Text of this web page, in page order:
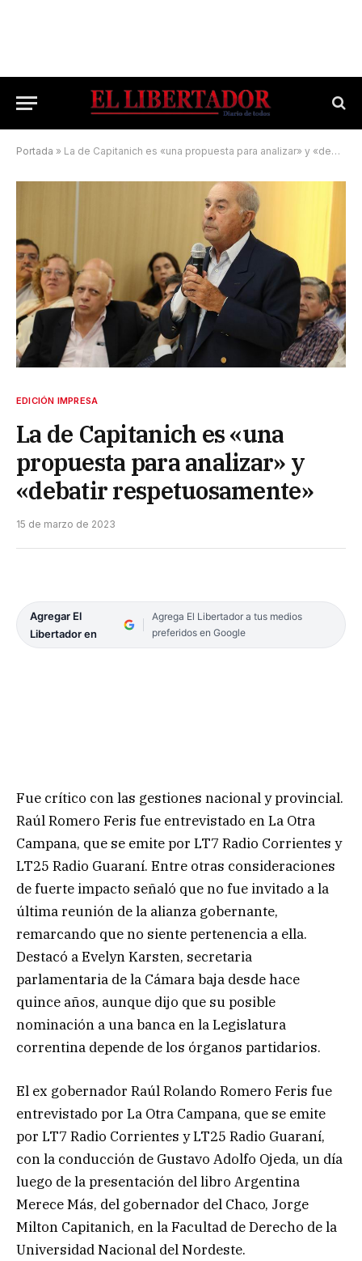
Portada » La de Capitanich es «una propuesta para analizar» y «debatir respetuosamente»
EDICIÓN IMPRESA
La de Capitanich es «una
propuesta para analizar» y
«debatir respetuosamente»
15 de marzo de 2023
Agregar El
Libertador en
Agrega El Libertador a tus medios
preferidos en Google
Fue crítico con las gestiones nacional y provincial.
Raúl Romero Feris fue entrevistado en La Otra
Campana, que se emite por LT7 Radio Corrientes y
LT25 Radio Guaraní. Entre otras consideraciones
de fuerte impacto señaló que no fue invitado a la
última reunión de la alianza gobernante,
remarcando que no siente pertenencia a ella.
Destacó a Evelyn Karsten, secretaria
parlamentaria de la Cámara baja desde hace
quince años, aunque dijo que su posible
nominación a una banca en la Legislatura
correntina depende de los órganos partidarios.
El ex gobernador Raúl Rolando Romero Feris fue
entrevistado por La Otra Campana, que se emite
por LT7 Radio Corrientes y LT25 Radio Guaraní,
con la conducción de Gustavo Adolfo Ojeda, un día
luego de la presentación del libro Argentina
Merece Más, del gobernador del Chaco, Jorge
Milton Capitanich, en la Facultad de Derecho de la
Universidad Nacional del Nordeste.